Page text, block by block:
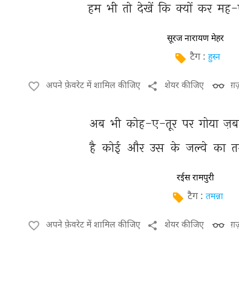
हम भी तो देखें कि क्यों कर मह-
सूरज नारायण मेहर
टैग : हुस्न
अपने फ़ेवरेट में शामिल कीजिए शेयर कीजिए
अब भी कोह-ए-तूर पर गोया
है कोई और उस के जल्वे का
रईस रामपुरी
टैग : तमन्ना
अपने फ़ेवरेट में शामिल कीजिए शेयर कीजिए